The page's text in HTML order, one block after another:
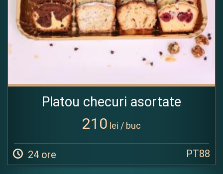
Platou checuri asortate
210 lei / buc
24 ore PT88